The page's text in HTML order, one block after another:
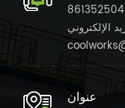
الإلكتروني :
عنوان